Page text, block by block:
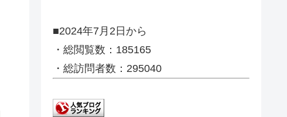
■2024年7月2日から
・総閲覧数：185165
・総訪問者数：295040